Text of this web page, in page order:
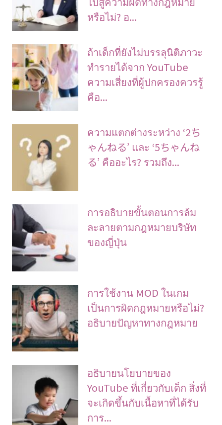
หรือไม่? อ...
ถ้าเด็กที่ยังไม่บรรลุนิติภาวะ
ทำรายได้จาก YouTube
ความเสี่ยงที่ผู้ปกครองควรรู้
คือ...
ความแตกต่างระหว่าง ‘2ち
ゃんねる’ และ ‘5ちゃんね
る’ คืออะไร? รวมถึง...
การอธิบายขั้นตอนการล้ม
ละลายตามกฎหมายบริษัท
ของญี่ปุ่น
การใช้งาน MOD ในเกม
เป็นการผิดกฎหมายหรือไม่?
อธิบายปัญหาทางกฎหมาย
อธิบายนโยบายของ
YouTube ที่เกี่ยวกับเด็ก สิ่งที่
จะเกิดขึ้นกับเนื้อหาที่ได้รับ
การ...